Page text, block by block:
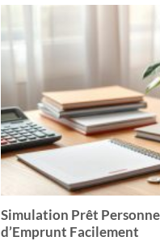
Simulation Prêt
d’Emprunt Facilement